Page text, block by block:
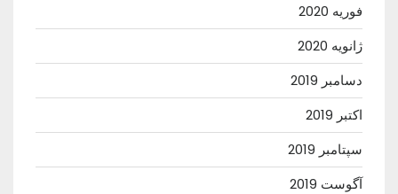
فوریه 2020
ژانویه 2020
دسامبر 2019
اکتبر 2019
سپتامبر 2019
آگوست 2019